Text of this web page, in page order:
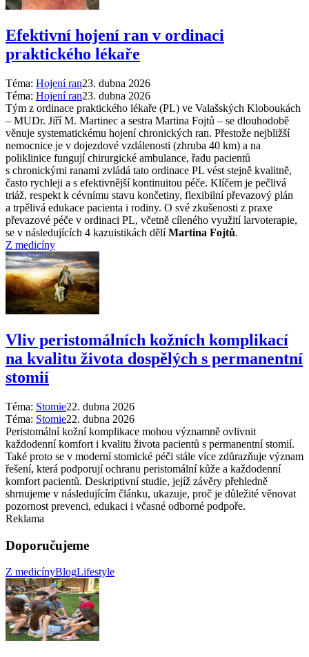
Efektivní hojení ran v ordinaci
praktického lékaře
Téma: Hojení ran23. dubna 2026
Téma: Hojení ran23. dubna 2026
Tým z ordinace praktického lékaře (PL) ve Valašských Kloboukách
–⁠ MUDr. Jiří M. Martinec a sestra Martina Fojtů –⁠ se dlouhodobě
věnuje systematickému hojení chronických ran. Přestože nejbližší
nemocnice je v dojezdové vzdálenosti (zhruba 40 km) a na
poliklinice fungují chirurgické ambulance, řadu pacientů
s chronickými ranami zvládá tato ordinace PL vést stejně kvalitně,
často rychleji a s efektivnější kontinuitou péče. Klíčem je pečlivá
triáž, respekt k cévnímu stavu končetiny, flexibilní převazový plán
a trpělivá edukace pacienta i rodiny. O své zkušenosti z praxe
převazové péče v ordinaci PL, včetně cíleného využití larvoterapie,
se v následujících 4 kazuistikách dělíMartina Fojtů.
Z medicíny
Vliv peristomálních kožních komplikací
na kvalitu života dospělých s permanentní
stomií
Téma: Stomie22. dubna 2026
Téma: Stomie22. dubna 2026
Peristomální kožní komplikace mohou významně ovlivnit
každodenní komfort i kvalitu života pacientů s permanentní stomií.
Také proto se v moderní stomické péči stále více zdůrazňuje význam
řešení, která podporují ochranu peristomální kůže a každodenní
komfort pacientů. Deskriptivní studie, jejíž závěry přehledně
shrnujeme v následujícím článku, ukazuje, proč je důležité věnovat
pozornost prevenci, edukaci i včasné odborné podpoře.
Reklama
Doporučujeme
Z medicínyBlogLifestyle